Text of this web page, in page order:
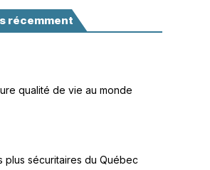
récemment
qualité de vie au monde
plus sécuritaires du Québec